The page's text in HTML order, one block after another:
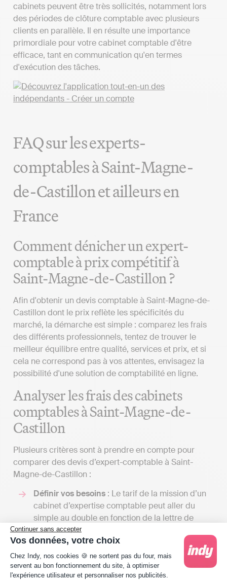
Continuer sans accepter
Vos données, votre choix
Plateforme de Gestion du Consentement :
Chez Indy, nos cookies 🍪 ne sortent pas du four, mais
servent au bon fonctionnement du site, à optimiser
l'expérience utilisateur et personnaliser nos publicités.
cabinets peuvent être très sollicités, notamment lors
des périodes de clôture comptable avec plusieurs
clients en parallèle. Il en résulte une importance
primordiale pour votre cabinet comptable d'être
efficace, tant en communication qu'en termes
d'exécution des tâches.
FAQ sur les experts-
comptables à Saint-Magne-
de-Castillon et ailleurs en
France
Comment dénicher un expert-
comptable à prix compétitif à
Saint-Magne-de-Castillon ?
Afin d'obtenir un devis comptable à Saint-Magne-de-
Castillon dont le prix reflète les spécificités du
marché, la démarche est simple : comparez les frais
des différents professionnels, tentez de trouver le
meilleur équilibre entre qualité, services et prix, et si
cela ne correspond pas à vos attentes, envisagez la
possibilité d'une solution de comptabilité en ligne.
Analyser les frais des cabinets
comptables à Saint-Magne-de-
Castillon
Plusieurs critères sont à prendre en compte pour
comparer des devis d’expert-comptable à Saint-
Magne-de-Castillon :
Définir vos besoins : Le tarif de la mission d’un
cabinet d’expertise comptable peut aller du
simple au double en fonction de la lettre de
mission que vous allez décider avec eux. En
effet, la variété de services proposés par un
expert-comptable peut être très importante. En
rencontrer plusieurs vous permettra de recevoir
de nombreux devis et de comparer les tarifs en